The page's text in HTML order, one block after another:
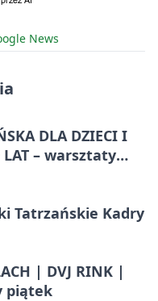
News
DLA DZIECI I
LAT – warsztaty
Tatrzańskie Kadry
| DVJ RINK |
piątek